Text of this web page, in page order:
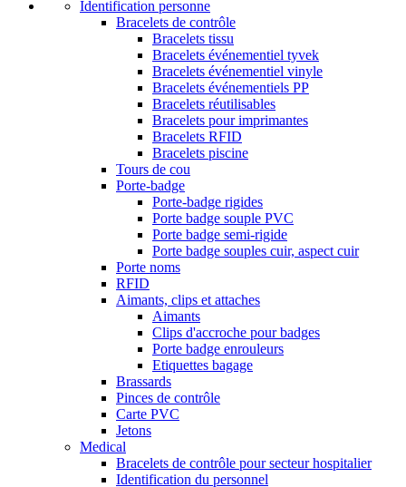
Identification personne
Bracelets de contrôle
Bracelets tissu
Bracelets événementiel tyvek
Bracelets événementiel vinyle
Bracelets événementiels PP
Bracelets réutilisables
Bracelets pour imprimantes
Bracelets RFID
Bracelets piscine
Tours de cou
Porte-badge
Porte-badge rigides
Porte badge souple PVC
Porte badge semi-rigide
Porte badge souples cuir, aspect cuir
Porte noms
RFID
Aimants, clips et attaches
Aimants
Clips d'accroche pour badges
Porte badge enrouleurs
Etiquettes bagage
Brassards
Pinces de contrôle
Carte PVC
Jetons
Medical
Bracelets de contrôle pour secteur hospitalier
Identification du personnel